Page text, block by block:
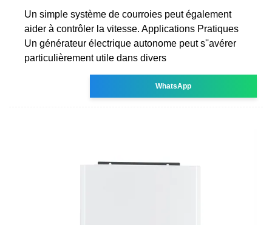
Un simple système de courroies peut également
aider à contrôler la vitesse. Applications Pratiques
Un générateur électrique autonome peut s''avérer
particulièrement utile dans divers
WhatsApp